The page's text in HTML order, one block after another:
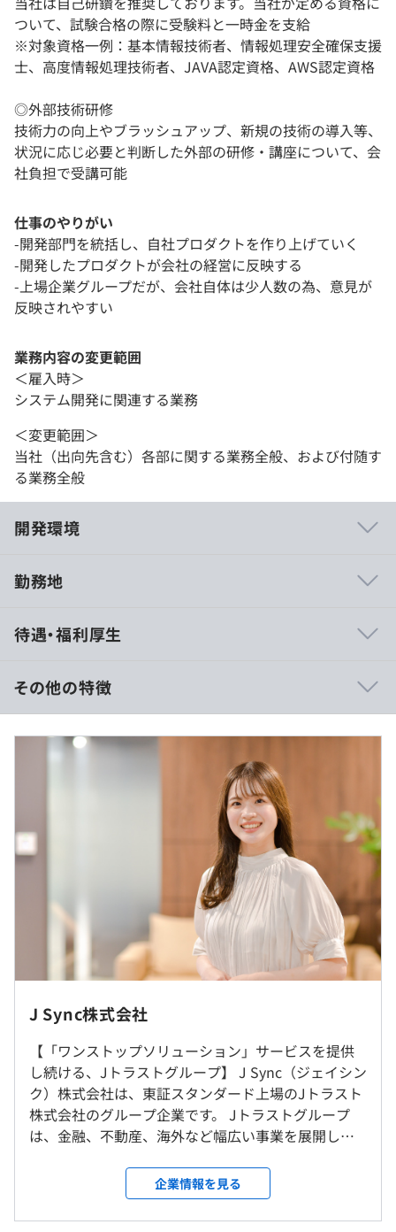
ついて、試験合格の際に受験料と一時金を支給
※対象資格一例：基本情報技術者、情報処理安全確保支援
士、高度情報処理技術者、JAVA認定資格、AWS認定資格
◎外部技術研修
技術力の向上やブラッシュアップ、新規の技術の導入等、
状況に応じ必要と判断した外部の研修・講座について、会
社負担で受講可能
仕事のやりがい
-開発部門を統括し、自社プロダクトを作り上げていく
-開発したプロダクトが会社の経営に反映する
-上場企業グループだが、会社自体は少人数の為、意見が
反映されやすい
業務内容の変更範囲
＜雇入時＞
システム開発に関連する業務
＜変更範囲＞
当社（出向先含む）各部に関する業務全般、および付随す
る業務全般
開発環境
ラット」な組織づくりを重視しています。
また、学習支援制度や技術カンファレンスの参加支援な
ど、成長をバックアップする体制も整っています。
■不動産クラウドファンディングシステム
■オウンドメディアサイト『OWNERS.COM』
・社内技術研修
・資格取得支援制度
・外部技術研修
Windowsを支給します。
＜スペック＞※2024年実績
メーカー DELL
モデル Latitude 5340
プロセッサ 13th Gen Intel(R) Core(TM) i5-1345U 1.60
実装 RAM 16.0 GB (15.7 GB 使用可能)
勤務地
＜雇入時＞
東京本社
＜変更範囲＞
当社（出向先含む）各グループ会社 ※原則出向、駐在等
はございません
受動喫煙防止措置に関する事項
待遇・福利厚生
■賃金形態：年俸制
■賃金の決定方法：当社規定により決定
管理職採用を予定していますが、一般での採用の場合は、
給与に30時間/月 の残業手当が含まれます
■固定残業代：30時間分、約14.1万～18.2万円（超過分は
別途支給）
■その他定額手当：なし
《給与例》
■年収9,000,000円の場合
管理職：月給（750,000円）
一般職：月給（750,000円）= 基本給（609,022円）+ 固定
時間外手当（140,978円）
■年収12,000,000円の場合
管理職：月給（1,000,000円）
一般職：月給（1,000,000円）= 基本給（812,029円）+ 固
その他の特徴
J Sync株式会社
【「ワンストップソリューション」サービスを提供
し続ける、Jトラストグループ】 J Sync（ジェイシン
ク）株式会社は、東証スタンダード上場のJトラスト
株式会社のグループ企業です。 Jトラストグループ
は、金融、不動産、海外など幅広い事業を展開して
ンディングシステムの開発をはじめ、不動産特定共
同事業の許認可取得からプロモーション活動、サー
ビス開始後のフォローアップまで「ワンストップソ
企業情報を見る